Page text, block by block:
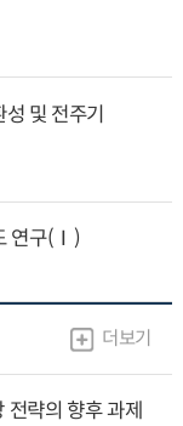
및 전주기
연구(Ⅰ)
더보기
략의 향후 과제